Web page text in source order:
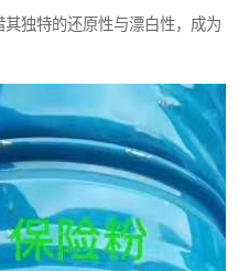
独特的还原性与漂白性，成为